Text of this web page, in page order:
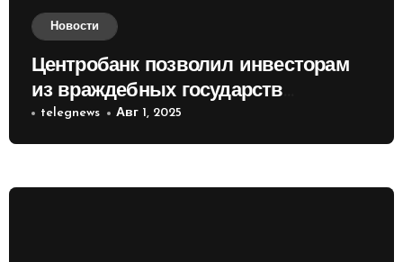
Новости
Центробанк позволил инвесторам
из враждебных государств
приобретать валюту
telegnews Авг 1, 2025